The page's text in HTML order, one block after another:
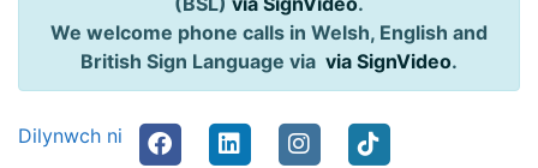
We welcome phone calls in Welsh, English and
British Sign Language via via SignVideo.
Dilynwch ni